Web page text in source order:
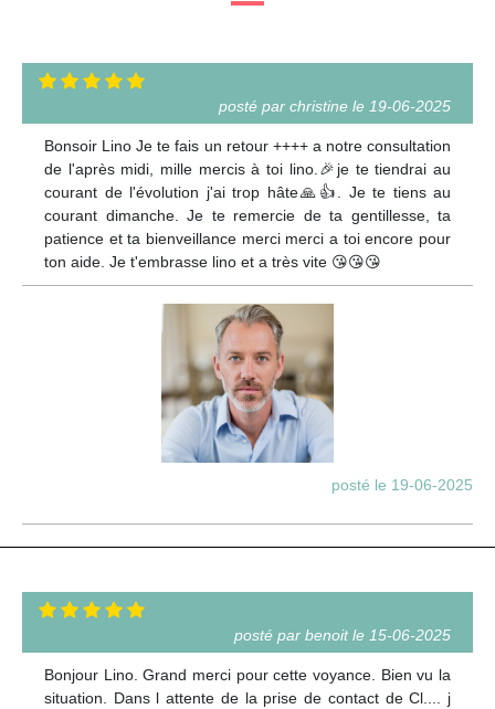
posté par christine le 19-06-2025
Bonsoir Lino Je te fais un retour ++++ a notre consultation
de l'après midi, mille mercis à toi lino.🎉je te tiendrai au
courant de l'évolution j'ai trop hâte🙏👍. Je te tiens au
courant dimanche. Je te remercie de ta gentillesse, ta
patience et ta bienveillance merci merci a toi encore pour
ton aide. Je t'embrasse lino et a très vite 😘😘😘
posté le 19-06-2025
posté par benoit le 15-06-2025
Bonjour Lino. Grand merci pour cette voyance. Bien vu la
situation. Dans l attente de la prise de contact de Cl.... j